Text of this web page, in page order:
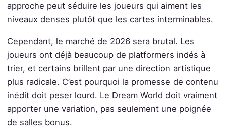
approche peut séduire les joueurs qui aiment les
niveaux denses plutôt que les cartes interminables.
Cependant, le marché de 2026 sera brutal. Les
joueurs ont déjà beaucoup de platformers indés à
trier, et certains brillent par une direction artistique
plus radicale. C’est pourquoi la promesse de contenu
inédit doit peser lourd. Le Dream World doit vraiment
apporter une variation, pas seulement une poignée
de salles bonus.